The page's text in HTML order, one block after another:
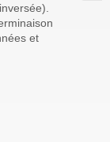
et